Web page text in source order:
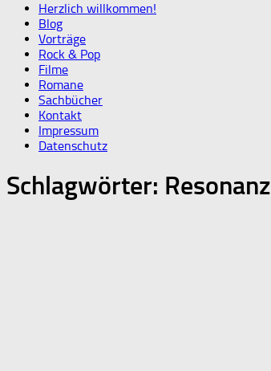
Herzlich willkommen!
Blog
Vorträge
Rock & Pop
Filme
Romane
Sachbücher
Kontakt
Impressum
Datenschutz
Schlagwörter: Resonanz